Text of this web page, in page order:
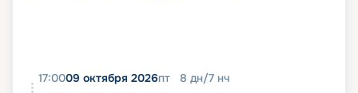
17:0009 октября 2026пт 8 дн/7 нч